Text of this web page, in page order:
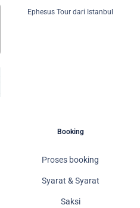
Ephesus Tour dari Istanbul
Booking
Proses booking
Syarat & Syarat
Saksi